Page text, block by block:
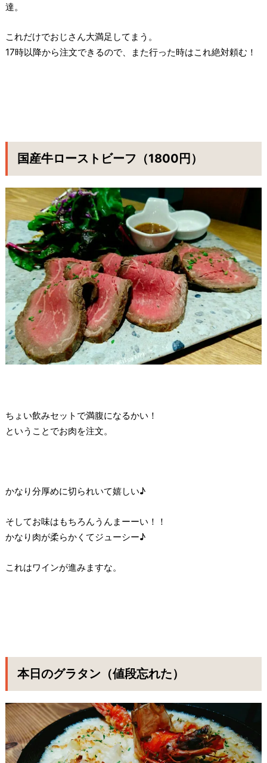
達。
これだけでおじさん大満足してまう。
17時以降から注文できるので、また行った時はこれ絶対頼む！
国産牛ローストビーフ（1800円）
ちょい飲みセットで満腹になるかい！
ということでお肉を注文。
かなり分厚めに切られいて嬉しい♪
そしてお味はもちろんうんまーーい！！
かなり肉が柔らかくてジューシー♪
これはワインが進みますな。
本日のグラタン（値段忘れた）